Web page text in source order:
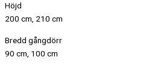
Höjd
200 cm, 210 cm
Bredd gångdörr
90 cm, 100 cm